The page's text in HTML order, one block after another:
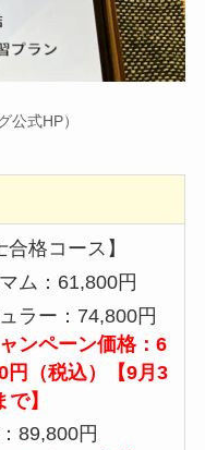
公式HP）
合格コース】
ム：61,800円
ラー：74,800円
ンペーン価格：6
円（税込）【9月3
】
89,800円